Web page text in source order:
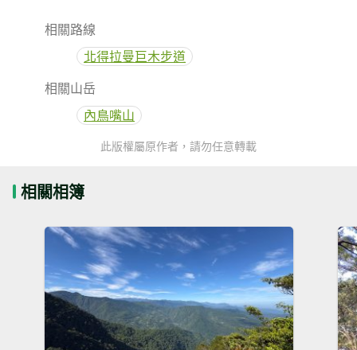
相關路線
北得拉曼巨木步道
相關山岳
內鳥嘴山
此版權屬原作者，請勿任意轉載
相關相簿